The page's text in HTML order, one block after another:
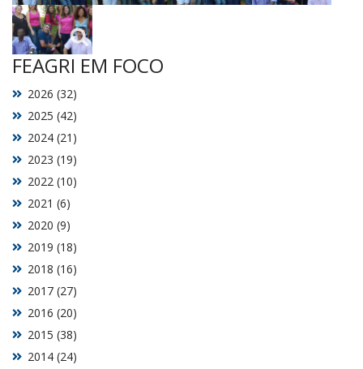
FEAGRI EM FOCO
2014 (24)
2015 (38)
2016 (20)
2017 (27)
2018 (16)
2019 (18)
2020 (9)
2021 (6)
2022 (10)
2023 (19)
2024 (21)
2025 (42)
2026 (32)